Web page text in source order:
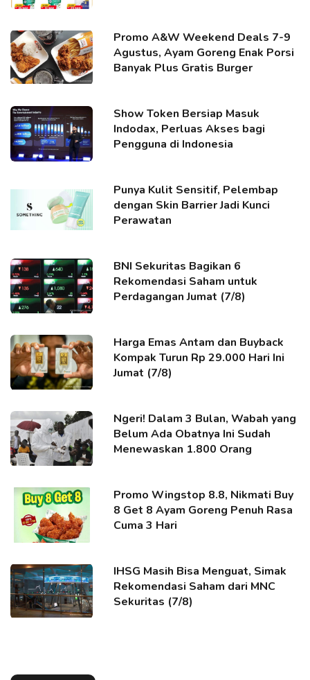
Promo A&W Weekend Deals 7-9
Agustus, Ayam Goreng Enak Porsi
Banyak Plus Gratis Burger
Show Token Bersiap Masuk
Indodax, Perluas Akses bagi
Pengguna di Indonesia
Punya Kulit Sensitif, Pelembap
dengan Skin Barrier Jadi Kunci
Perawatan
BNI Sekuritas Bagikan 6
Rekomendasi Saham untuk
Perdagangan Jumat (7/8)
Harga Emas Antam dan Buyback
Kompak Turun Rp 29.000 Hari Ini
Jumat (7/8)
Ngeri! Dalam 3 Bulan, Wabah yang
Belum Ada Obatnya Ini Sudah
Menewaskan 1.800 Orang
Promo Wingstop 8.8, Nikmati Buy
8 Get 8 Ayam Goreng Penuh Rasa
Cuma 3 Hari
IHSG Masih Bisa Menguat, Simak
Rekomendasi Saham dari MNC
Sekuritas (7/8)